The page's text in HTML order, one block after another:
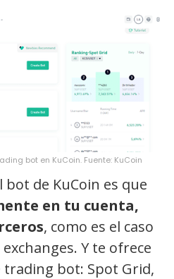
bot en KuCoin. Fuente: KuCoin
de KuCoin es que
en tu cuenta,
, como es el caso
Y te ofrece
trading bot: Spot Grid,